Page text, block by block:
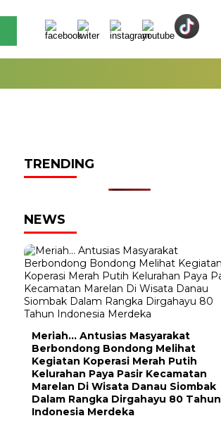
TRENDING
NEWS
Meriah… Antusias Masyarakat
Berbondong Bondong Melihat
Kegiatan Koperasi Merah Putih
Kelurahan Paya Pasir Kecamatan
Marelan Di Wisata Danau Siombak
Dalam Rangka Dirgahayu 80 Tahun
Indonesia Merdeka